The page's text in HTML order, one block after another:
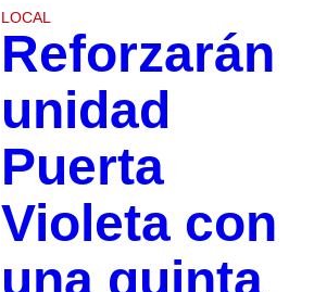
LOCAL
Reforzarán
unidad
Puerta
Violeta con
una quinta